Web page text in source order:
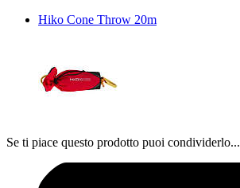
Hiko Cone Throw 20m
Se ti piace questo prodotto puoi condividerlo...